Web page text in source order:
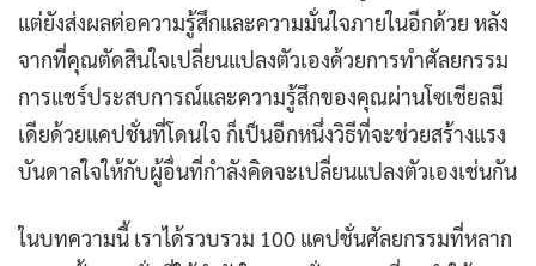
แต่ยังส่งผลต่อความรู้สึกและความมั่นใจภายในอีกด้วย หลัง
จากที่คุณตัดสินใจเปลี่ยนแปลงตัวเองด้วยการทำศัลยกรรม
การแชร์ประสบการณ์และความรู้สึกของคุณผ่านโซเชียลมี
เดียด้วยแคปชั่นที่โดนใจ ก็เป็นอีกหนึ่งวิธีที่จะช่วยสร้างแรง
บันดาลใจให้กับผู้อื่นที่กำลังคิดจะเปลี่ยนแปลงตัวเองเช่นกัน
ในบทความนี้ เราได้รวบรวม 100 แคปชั่นศัลยกรรมที่หลาก